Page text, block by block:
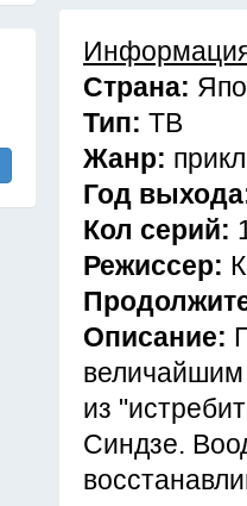
Страна:
Тип: ТВ
Жанр:
Год
Кол серий:
Режиссер:
Описание:
из
Синдзе.